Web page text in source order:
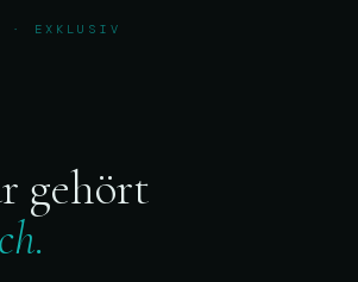
· EXKLUSIV
gehört